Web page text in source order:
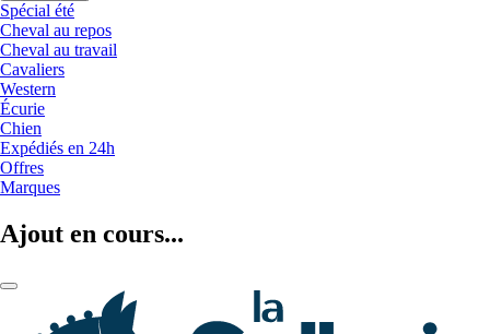
Spécial été
Cheval au repos
Cheval au travail
Cavaliers
Western
Écurie
Chien
Expédiés en 24h
Offres
Marques
Ajout en cours...